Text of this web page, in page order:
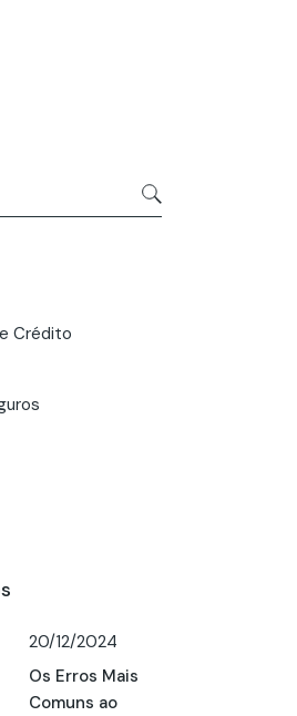
Crédito
20/12/2024
Os Erros Mais
Comuns ao